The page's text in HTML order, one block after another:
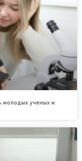
молодых ученых и